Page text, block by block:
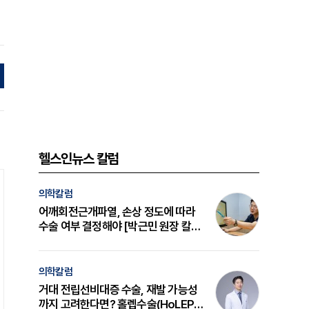
헬스인뉴스 칼럼
의학칼럼
어깨회전근개파열, 손상 정도에 따라
수술 여부 결정해야 [박근민 원장 칼
의학칼럼
거대 전립선비대증 수술, 재발 가능성
까지 고려한다면? 홀렙수술(HoLEP)